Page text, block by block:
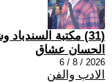
(31) مكتبة السندباد وشاشات الهاتف النقال
الحسان عشاق
2026 / 8 / 6
الادب والفن